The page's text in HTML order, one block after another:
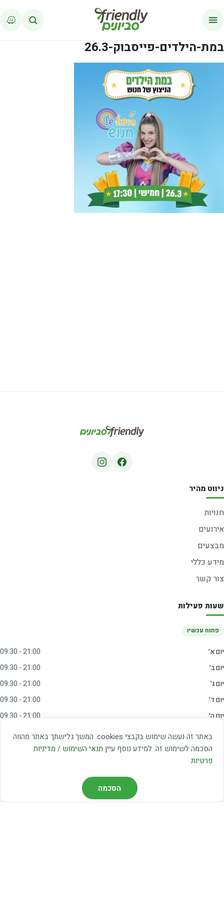
באתר זה נעשה שימוש בקבצי cookies. המשך גלישתך באתר מהווה
הסכמה לשימוש זה. למידע נוסף עיין תנאי השימוש / מדיניות
פרטיות
הסכמה
במת-הילדים-פייסבוק-26.3
ניווט מהיר
חנויות
אירועים
מבצעים
מידע כללי
צור קשר
שעות פעילות
פתוח עכשיו
יום א׳
09:30 - 21:00
יום ב׳
09:30 - 21:00
יום ג׳
09:30 - 21:00
יום ד׳
09:30 - 21:00
יום ה׳
09:30 - 21:00
יום ו׳
09:00 - 15:00
שבת
20:00 - 23:00